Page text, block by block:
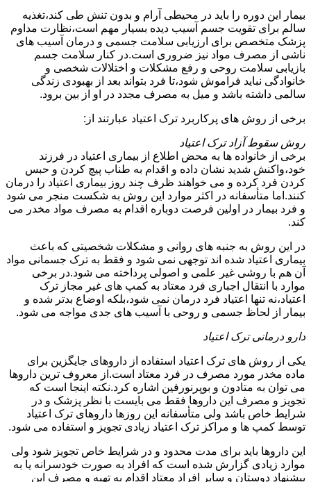
بیمار این دوره را باید در محیطی آرام و بدون تنش طی کند،تغذیه
سالم برای تقویت جسم آسیب دیده بسیار مهم است،نظارت مداوم
پزشک متخصص برای ارزیابی سلامت جسمی و درمان آسیب های
ناشی از مصرف مواد نیز ضروری است.در کنار سلامت جسم
بازیابی سلامت روحی و رفع مشکلات و اختلالات شخصی و
خانوادگی نباید فراموش شود،تا فرد بتواند بعد از بهبودی زندگی
سالمی داشته باشد و میل به مصرف مجدد در او از بین برود.
برخی از روش های پرکاربرد ترک اعتیاد عبارتند از:
روش سقوط آزاد ترک اعتیاد
برخی از خانواده ها به محض اطلاع از بیماری اعتیاد در فرزند
خود،واکنش شدید نشان داده و اقدام به طناب پیچ کردن و حبس
کردن فرد کرده و می خواهند ظرف چند روز بیماری اعتیاد را درمان
کنند.اما متأسفانه در اکثر موارد این روش به شکست منجر می شود
و فرد بیمار در اولین فرصت دوباره اقدام به مصرف مواد مخدر می
کند.
در این روش به جنبه های روانی و مشکلات شخصیتی که باعث
بیماری اعتیاد شده اند توجهی نمی شود و فقط به ترک جسمانی مواد
آن هم با روشی غیر علمی و اصولی پرداخته می شود.در برخی
موارد با انتقال اجباری فرد معتاد به کمپ های غیر مجاز ترک
اعتیاد،نه تنها اعتیاد فرد درمان نمی شود،بلکه اوضاع بدتر شده و
بیمار از لحاظ جسمی و روحی با آسیب های جدی مواجه می شود.
دارو درمانی ترک اعتیاد
یکی از روش های ترک اعتیاد استفاده از داروهای جایگزین برای
ماده مخدر مورد مصرف در فرد معتاد است.از معروف ترین داروها
می توان به متادون و بوپرنورفین اشاره کرد.نکته اینجا است که
تجویز و مصرف این داروها فقط می بایست با نظر پزشک و در
شرایط خاص باشد ولی متأسفانه این روزها داروهای ترک اعتیاد
توسط کمپ ها و مراکز ترک اعتیاد زیادی تجویز و استفاده می شود.
این داروها باید برای مدت محدود و در شرایط خاص تجویز شود ولی
موارد زیادی گزارش شده است که افراد به صورت خودسرانه یا به
پیشنهاد دوستان و سایر افراد معتاد اقدام به تهیه و مصرف این